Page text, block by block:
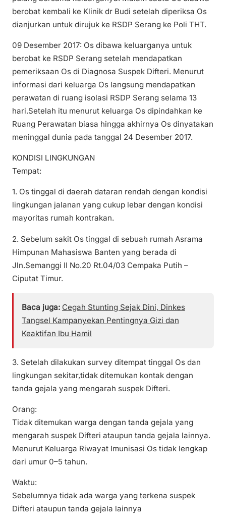
berobat kembali ke Klinik dr Budi setelah diperiksa Os
dianjurkan untuk dirujuk ke RSDP Serang ke Poli THT.
09 Desember 2017: Os dibawa keluarganya untuk
berobat ke RSDP Serang setelah mendapatkan
pemeriksaan Os di Diagnosa Suspek Difteri. Menurut
informasi dari keluarga Os langsung mendapatkan
perawatan di ruang isolasi RSDP Serang selama 13
hari.Setelah itu menurut keluarga Os dipindahkan ke
Ruang Perawatan biasa hingga akhirnya Os dinyatakan
meninggal dunia pada tanggal 24 Desember 2017.
KONDISI LINGKUNGAN
Tempat:
1. Os tinggal di daerah dataran rendah dengan kondisi
lingkungan jalanan yang cukup lebar dengan kondisi
mayoritas rumah kontrakan.
2. Sebelum sakit Os tinggal di sebuah rumah Asrama
Himpunan Mahasiswa Banten yang berada di
Jln.Semanggi II No.20 Rt.04/03 Cempaka Putih –
Ciputat Timur.
Baca juga: Cegah Stunting Sejak Dini, Dinkes
Tangsel Kampanyekan Pentingnya Gizi dan
Keaktifan Ibu Hamil
3. Setelah dilakukan survey ditempat tinggal Os dan
lingkungan sekitar,tidak ditemukan kontak dengan
tanda gejala yang mengarah suspek Difteri.
Orang:
Tidak ditemukan warga dengan tanda gejala yang
mengarah suspek Difteri ataupun tanda gejala lainnya.
Menurut Keluarga Riwayat Imunisasi Os tidak lengkap
dari umur 0–5 tahun.
Waktu:
Sebelumnya tidak ada warga yang terkena suspek
Difteri ataupun tanda gejala lainnya